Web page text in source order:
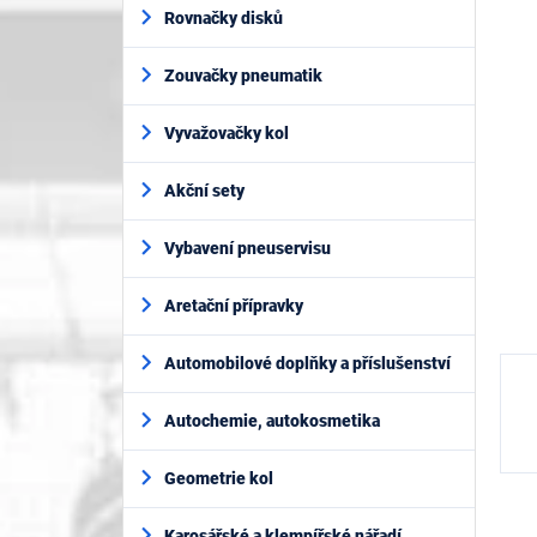
í
e
Rovnačky disků
Zouvačky pneumatik
Vyvažovačky kol
Akční sety
Vybavení pneuservisu
Aretační přípravky
Automobilové doplňky a příslušenství
Autochemie, autokosmetika
Geometrie kol